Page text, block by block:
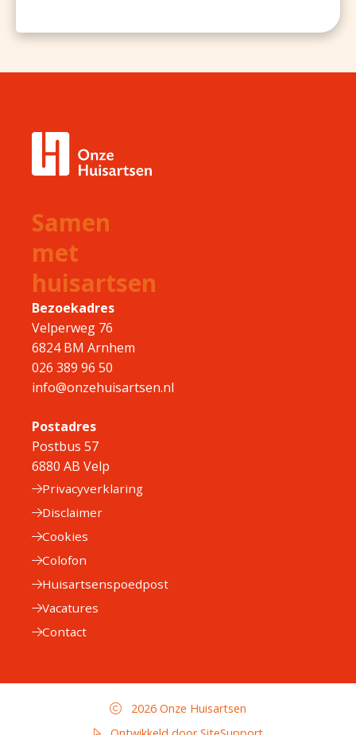
Samen
met
huisartsen
Bezoekadres
Velperweg 76
6824 BM Arnhem
026 389 96 50
info@onzehuisartsen.nl
Postadres
Postbus 57
6880 AB Velp
Privacyverklaring
Disclaimer
Cookies
Colofon
Huisartsenspoedpost
Vacatures
Contact
2026 Onze Huisartsen